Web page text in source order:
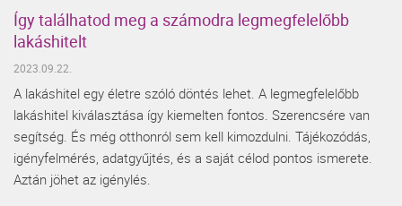
Így találhatod meg a számodra legmegfelelőbb
lakáshitelt
2023.09.22.
A lakáshitel egy életre szóló döntés lehet. A legmegfelelőbb
lakáshitel kiválasztása így kiemelten fontos. Szerencsére van
segítség. És még otthonról sem kell kimozdulni. Tájékozódás,
igényfelmérés, adatgyűjtés, és a saját célod pontos ismerete.
Aztán jöhet az igénylés.